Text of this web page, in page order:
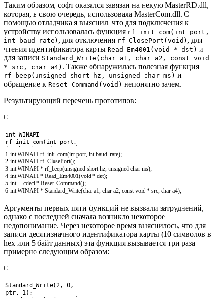
Таким образом, софт оказался завязан на некую MasterRD.dll,
которая, в свою очередь, использовала MasterCom.dll. С
помощью отладчика я выяснил, что для подключения к
устройству использовалась функция rf_init_com(int port,
int baud_rate) , для отключения rf_ClosePort(void) , для
чтения идентификатора карты Read_Em4001(void * dst) и
для записи Standard_Write(char a1, char a2, const void
* src, char a4) . Также обнаружилась полезная функция
rf_beep(unsigned short hz, unsigned char ms) и
обращение к Reset_Command(void) непонятно зачем.
Результирующий перечень прототипов:
C
1
2
3
4
5
6
int WINAPI rf_init_com(int port int baud_rate);
int WINAPI rf_ClosePort();
int WINAPI * rf_beep(unsigned short hz unsigned char ms);
int WINAPI * Read_Em4001(void * dst);
int
__cdecl * Reset_Command();
int WINAPI * Standard_Write(char a1 char a2 const void * src char a4);
Аргументы первых пяти функций не вызвали затруднений,
однако с последней сначала возникло некоторое
недопонимание. Через некоторое время выяснилось, что для
записи десятизначного идентификатора карты (10 символов в
hex или 5 байт данных) эта функция вызывается три раза
примерно следующим образом:
C